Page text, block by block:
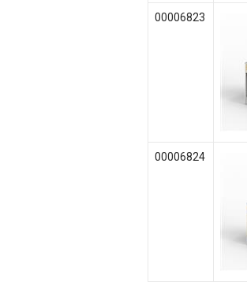
00006823
00006824